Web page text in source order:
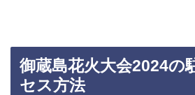
御蔵島花火大会2024の
セス方法